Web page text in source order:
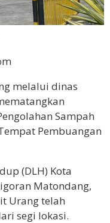
melalui dinas
Sampah
Pembuangan
(DLH) Kota
Matondang,
Urang telah
segi lokasi.